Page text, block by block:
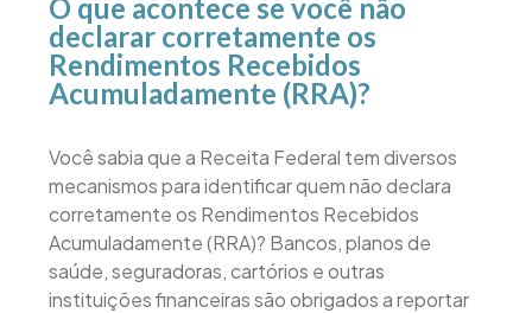
O que acontece se você não
declarar corretamente os
Rendimentos Recebidos
Acumuladamente (RRA)?
Você sabia que a Receita Federal tem diversos
mecanismos para identificar quem não declara
corretamente os Rendimentos Recebidos
Acumuladamente (RRA)? Bancos, planos de
saúde, seguradoras, cartórios e outras
instituições financeiras são obrigados a reportar